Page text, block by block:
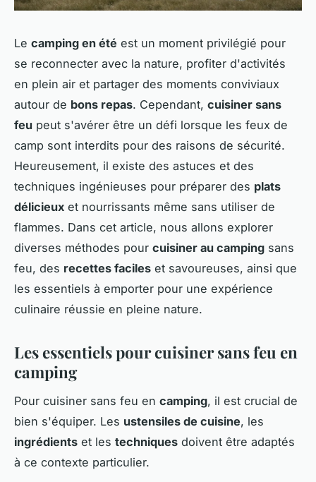
Le camping en été est un moment privilégié pour
se reconnecter avec la nature, profiter d'activités
en plein air et partager des moments conviviaux
autour de bons repas. Cependant, cuisiner sans
feu peut s'avérer être un défi lorsque les feux de
camp sont interdits pour des raisons de sécurité.
Heureusement, il existe des astuces et des
techniques ingénieuses pour préparer des plats
délicieux et nourrissants même sans utiliser de
flammes. Dans cet article, nous allons explorer
diverses méthodes pour cuisiner au camping sans
feu, des recettes faciles et savoureuses, ainsi que
les essentiels à emporter pour une expérience
culinaire réussie en pleine nature.
Les essentiels pour cuisiner sans feu en
camping
Pour cuisiner sans feu en camping, il est crucial de
bien s'équiper. Les ustensiles de cuisine, les
ingrédients et les techniques doivent être adaptés
à ce contexte particulier.